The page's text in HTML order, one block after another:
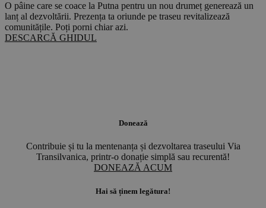
O pâine care se coace la Putna pentru un nou drumeț generează un
lanț al dezvoltării. Prezența ta oriunde pe traseu revitalizează
comunitățile. Poți porni chiar azi.
DESCARCĂ GHIDUL
Donează
Contribuie și tu la mentenanța și dezvoltarea traseului Via
Transilvanica, printr-o donație simplă sau recurentă!
DONEAZĂ ACUM
Hai să ținem legătura!